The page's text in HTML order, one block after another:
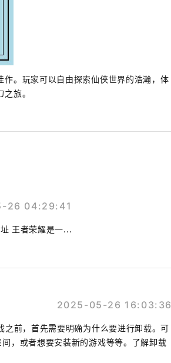
。玩家可以自由探索仙侠世界的浩瀚，体
旅。
26 04:29:41
王者荣耀是一...
2025-05-26 16:03:36
前，首先需要明确为什么要进行卸载。可
，或者想要安装新的游戏等等。了解卸载